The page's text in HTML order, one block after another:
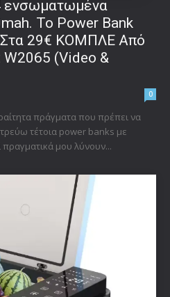
ενσωματωμένα
Το Power Bank
Στα 29€ ΚΟΜΠΛΕ Από
(Video &
0
πράγματα που πρέπει να
τέτοια power banks με
μου λύνουν...